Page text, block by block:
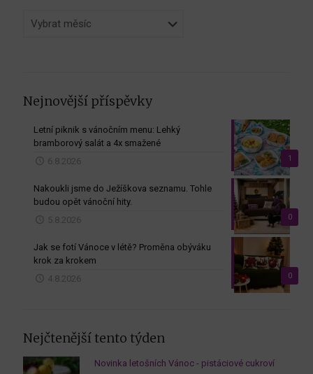
dle
Nejnovější příspěvky
1
Letní piknik s vánočním menu: Lehký
bramborový salát a 4x smažené
6.8.2026
0
Nakoukli jsme do Ježíškova seznamu. Tohle
budou opět vánoční hity.
5.8.2026
0
Jak se fotí Vánoce v létě? Proměna obýváku
krok za krokem
4.8.2026
Nejčtenější tento týden
Novinka letošních Vánoc - pistáciové cukroví